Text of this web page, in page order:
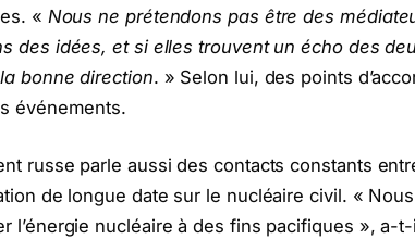
« Nous ne prétendons pas être des
des idées, et si elles trouvent un écho des
bonne direction. » Selon lui, des points
événements.
russe parle aussi des contacts constants
de longue date sur le nucléaire civil. «
l’énergie nucléaire à des fins pacifiques », a-